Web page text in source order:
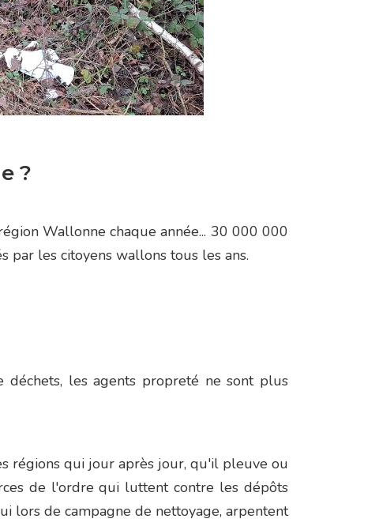
?
Wallonne chaque année... 30 000 000
par les citoyens wallons tous les ans.
les agents propreté ne sont plus
régions qui jour après jour, qu'il pleuve ou
de l'ordre qui luttent contre les dépôts
lors de campagne de nettoyage, arpentent